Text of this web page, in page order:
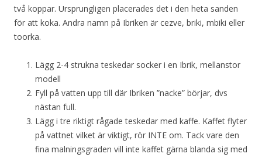
två koppar. Ursprungligen placerades det i den heta sanden
för att koka. Andra namn på Ibriken är cezve, briki, mbiki eller
toorka.
Lägg 2-4 strukna teskedar socker i en Ibrik, mellanstor
modell
Fyll på vatten upp till där Ibriken ”nacke” börjar, dvs
nästan full.
Lägg i tre riktigt rågade teskedar med kaffe. Kaffet flyter
på vattnet vilket är viktigt, rör INTE om. Tack vare den
fina malningsgraden vill inte kaffet gärna blanda sig med